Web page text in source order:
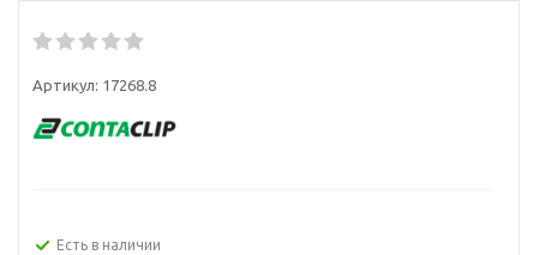
Артикул: 17268.8
Есть в наличии